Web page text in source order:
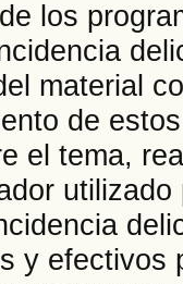
los
material
de
el tema,
y efectivos